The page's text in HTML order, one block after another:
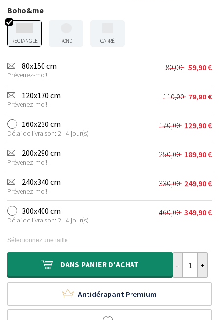
Boho&me
RECTANGLE ROND CARRÉ
80x150 cm
Prévenez-moi!
80,00
Le
prix
initial
était :
80,00 €.
59,90€
Le
prix
actuel
est :
59,90 €.
120x170 cm
Prévenez-moi!
110,00
Le
prix
initial
était :
110,00 €.
79,90€
Le
prix
actuel
est :
79,90 €.
160x230 cm
Délai de livraison: 2 - 4 jour(s)
170,00
Le
prix
initial
était :
170,00 €.
129,90€
Le
prix
actuel
est :
129,90 €.
200x290 cm
Prévenez-moi!
250,00
Le
prix
initial
était :
250,00 €.
189,90€
Le
prix
actuel
est :
189,90 €.
240x340 cm
Prévenez-moi!
330,00
Le
prix
initial
était :
249,90€
Le
prix
actuel
est :
300x400 cm
Délai de livraison: 2 - 4 jour(s)
460,00
Le
460,00 €.
349,90€
Le
349,90 €.
Sélectionnez une taille
DANS PANIER D'ACHAT
Antidérapant Premium